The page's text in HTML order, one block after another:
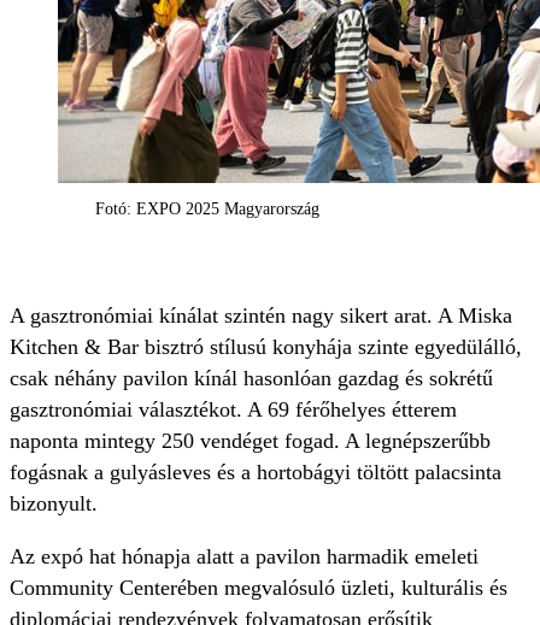
Fotó: EXPO 2025 Magyarország
A gasztronómiai kínálat szintén nagy sikert arat. A Miska
Kitchen & Bar bisztró stílusú konyhája szinte egyedülálló,
csak néhány pavilon kínál hasonlóan gazdag és sokrétű
gasztronómiai választékot. A 69 férőhelyes étterem
naponta mintegy 250 vendéget fogad. A legnépszerűbb
fogásnak a gulyásleves és a hortobágyi töltött palacsinta
bizonyult.
Az expó hat hónapja alatt a pavilon harmadik emeleti
Community Centerében megvalósuló üzleti, kulturális és
diplomáciai rendezvények folyamatosan erősítik